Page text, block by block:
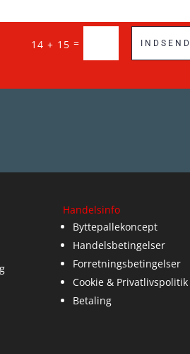
14 + 15 = INDSEND
Handelsinfo
Byttepallekoncept
Handelsbetingelser
Forretningsbetingelser
Cookie & Privatlivspolitik
Betaling